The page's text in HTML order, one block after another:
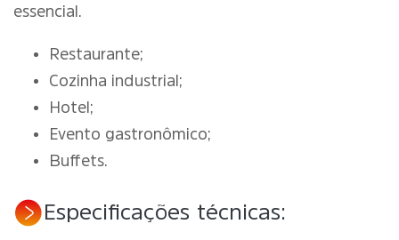
essencial.
Restaurante;
Cozinha industrial;
Hotel;
Evento gastronômico;
Buffets.
Especificações técnicas: